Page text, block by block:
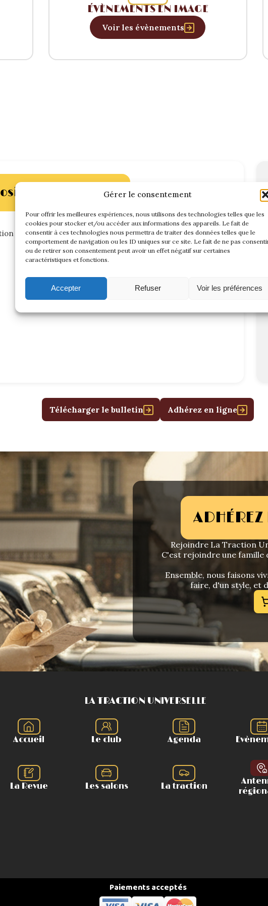
Gérer le consentement
Pour offrir les meilleures expériences, nous utilisons des technologies telles que les
cookies pour stocker et/ou accéder aux informations des appareils. Le fait de
consentir à ces technologies nous permettra de traiter des données telles que le
comportement de navigation ou les ID uniques sur ce site. Le fait de ne pas
ou de retirer son consentement peut avoir un effet négatif sur certaines
caractéristiques et fonctions.
Accepter Refuser Voir les préférences
ÉVÈNEMENTS EN IMAGE
Voir les évènements
du bureau
Télécharger le bulletin Adhérez en ligne
Rejoindre La Traction
C'est rejoindre une famille
Ensemble, nous faisons
faire, d'un style, et
LA TRACTION UNIVERSELLE
Accueil Le club Agenda
La Revue Les salons La traction
Paiements acceptés